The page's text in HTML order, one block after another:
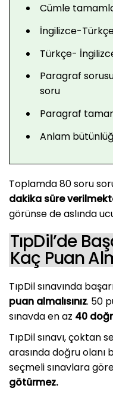
Cümle
İngilizce-
Türkçe-
Paragraf
soru
Paragraf
Anlam
Toplamda 80 soru
dakika süre
görünse de aslında
TıpDil’de
Kaç Puan
TıpDil sınavında
puan almalısınız. 50
sınavda en az 40
TıpDil sınavı, çoktan
arasında doğru olanı
seçmeli sınavlara
götürmez.